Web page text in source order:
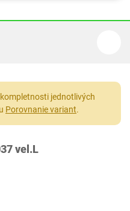
jednotlivých
Porovnanie variant.
vel.L